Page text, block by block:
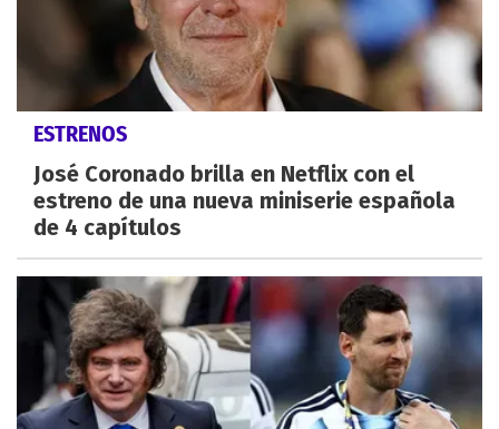
ESTRENOS
José Coronado brilla en Netflix con el
estreno de una nueva miniserie española
de 4 capítulos